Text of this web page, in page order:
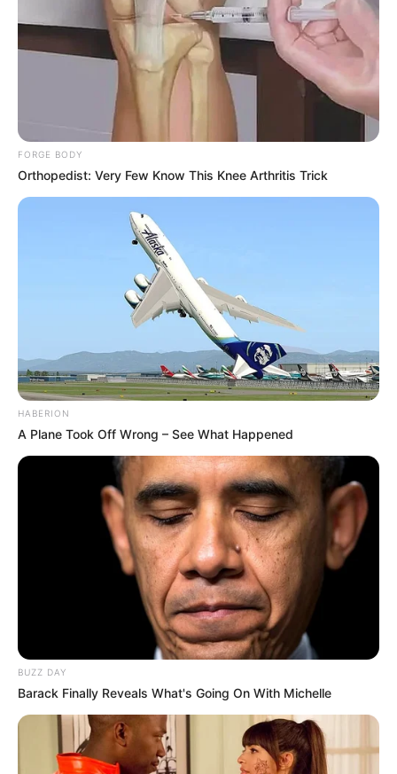
FORGE BODY
Orthopedist: Very Few Know This Knee Arthritis Trick
HABERION
A Plane Took Off Wrong – See What Happened
BUZZ DAY
Barack Finally Reveals What's Going On With Michelle